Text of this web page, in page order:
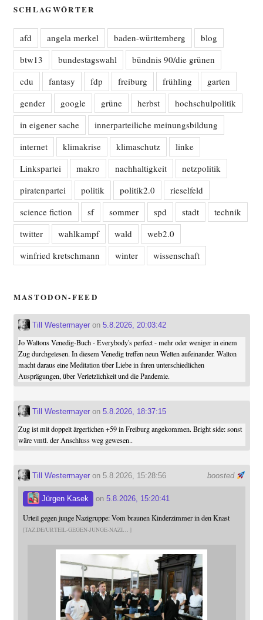
SCHLAGWÖRTER
afd angela merkel baden-württemberg
blog
btw13
bundestagswahl
bündnis 90/die grünen
cdu
fantasy fdp freiburg frühling
garten
gender
google grüne herbst
hochschulpolitik
in eigener sache
innerparteiliche meinungsbildung
internet
klimakrise klimaschutz
linke
Linkspartei
makro nachhaltigkeit
netzpolitik
piratenpartei
politik politik2.0
rieselfeld
science fiction
sf sommer spd stadt
technik
twitter
wahlkampf wald
web2.0
winfried kretschmann
winter wissenschaft
MASTODON-FEED
Till Westermayeron 5.8.2026, 20:03:42
Jo Waltons Venedig-Buch - Everybody's perfect - mehr oder weniger in einem
Zug durchgelesen. In diesem Venedig treffen neun Welten aufeinander. Walton
macht daraus eine Meditation über Liebe in ihren unterschiedlichen
Ausprägungen, über Verletzlichkeit und die Pandemie.
Till Westermayeron 5.8.2026, 18:37:15
Zug ist mit doppelt ärgerlichen +59 in Freiburg angekommen. Bright side: sonst
wäre vmtl. der Anschluss weg gewesen..
boosted
Till Westermayeron 5.8.2026, 15:28:56
Jürgen Kasek on 5.8.2026, 15:20:41
Urteil gegen junge Nazigruppe: Vom braunen Kinderzimmer in den Knast
TAZ.DE/URTEIL-GEGEN-JUNGE-NAZI